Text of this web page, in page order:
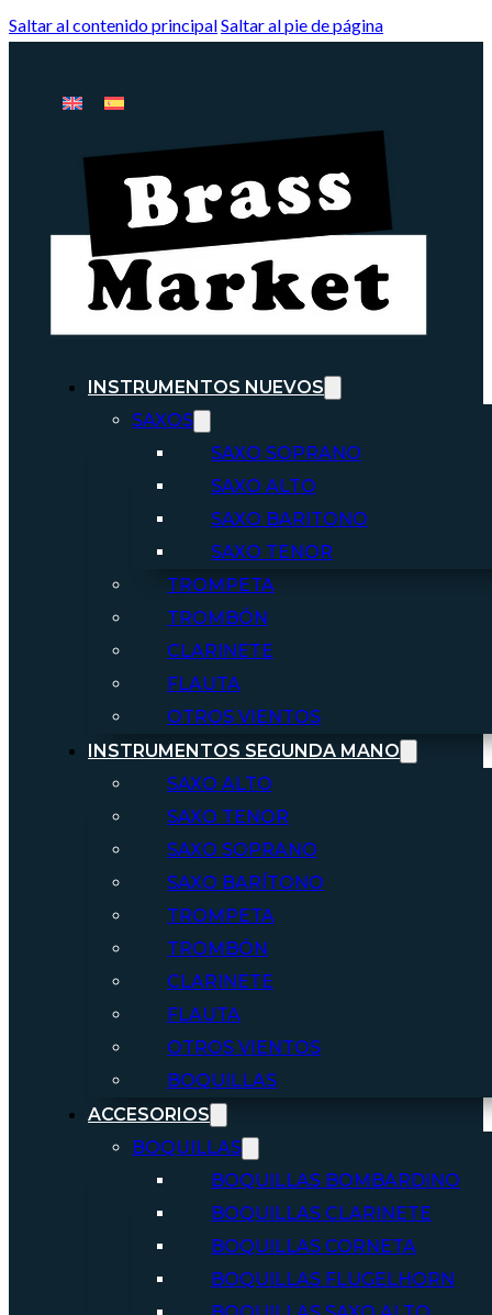
Saltar al contenido principalSaltar al pie de página
INSTRUMENTOS NUEVOS
SAXOS
SAXO SOPRANO
SAXO ALTO
SAXO BARITONO
SAXO TENOR
TROMPETA
TROMBÓN
CLARINETE
FLAUTA
OTROS VIENTOS
INSTRUMENTOS SEGUNDA MANO
SAXO ALTO
SAXO TENOR
SAXO SOPRANO
SAXO BARÍTONO
TROMPETA
TROMBÓN
CLARINETE
FLAUTA
OTROS VIENTOS
BOQUILLAS
ACCESORIOS
BOQUILLAS
BOQUILLAS BOMBARDINO
BOQUILLAS CLARINETE
BOQUILLAS CORNETA
BOQUILLAS FLUGELHORN